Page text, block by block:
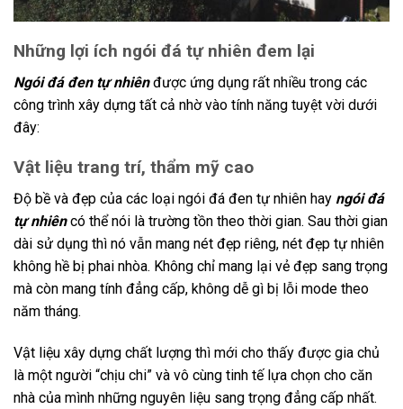
Những lợi ích ngói đá tự nhiên đem lại
Ngói đá đen tự nhiênđược ứng dụng rất nhiều trong các
công trình xây dựng tất cả nhờ vào tính năng tuyệt vời dưới
đây:
Vật liệu trang trí, thẩm mỹ cao
Độ bề và đẹp của các loại ngói đá đen tự nhiên hay ngói đá
tự nhiêncó thể nói là trường tồn theo thời gian. Sau thời gian
dài sử dụng thì nó vẫn mang nét đẹp riêng, nét đẹp tự nhiên
không hề bị phai nhòa. Không chỉ mang lại vẻ đẹp sang trọng
mà còn mang tính đẳng cấp, không dễ gì bị lỗi mode theo
năm tháng.
Vật liệu xây dựng chất lượng thì mới cho thấy được gia chủ
là một người “chịu chi” và vô cùng tinh tế lựa chọn cho căn
nhà của mình những nguyên liệu sang trọng đẳng cấp nhất.